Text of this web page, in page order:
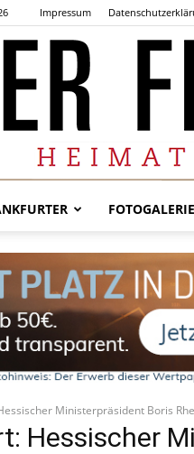
Impressum
FOTOGALERIE
Ministerpräsident Boris
Hessischer